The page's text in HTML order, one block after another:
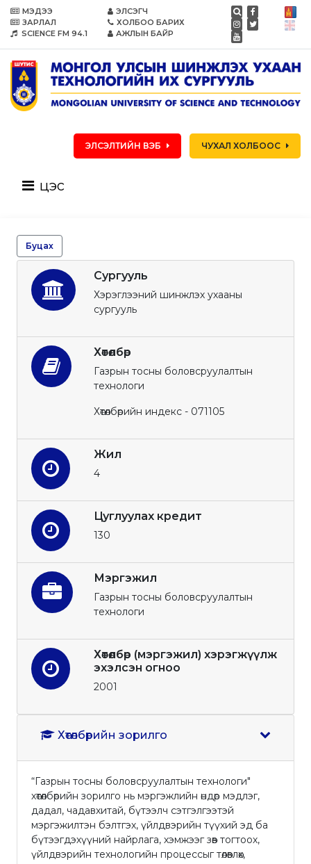
МЭДЭЭ
ЗАРЛАЛ
SCIENCE FM 94.1
ЭЛСЭГЧ
ХОЛБОО БАРИХ
АЖЛЫН БАЙР
ЭЛСЭЛТИЙН ВЭБ ЧУХАЛ ХОЛБООС
цэс
Буцах
Сургууль
Хэрэглээний шинжлэх ухааны
сургууль
Хөтөлбөр
Газрын тосны боловсруулалтын
технологи
Хөтөлбөрийн индекс - 071105
Жил
4
Цуглуулах кредит
130
Мэргэжил
Газрын тосны боловсруулалтын
технологи
Хөтөлбөр (мэргэжил) хэрэгжүүлж
эхэлсэн огноо
2001
Хөтөлбөрийн зорилго
“Газрын тосны боловсруулалтын технологи"
хөтөлбөрийн зорилго нь мэргэжлийн өндөр мэдлэг,
дадал, чадавхитай, бүтээлч сэтгэлгээтэй
мэргэжилтэн бэлтгэх, үйлдвэрийн түүхий эд ба
бүтээгдэхүүний найрлага, хэмжээг зөв тогтоох,
үйлдвэрийн технологийн процессыг төлөвлөх,